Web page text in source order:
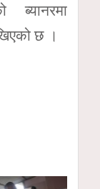
ब्यानरमा
छ ।